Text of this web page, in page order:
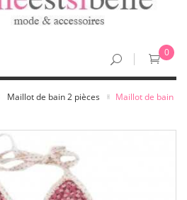
0
Maillot de bain 2 pièces
Maillot de bain